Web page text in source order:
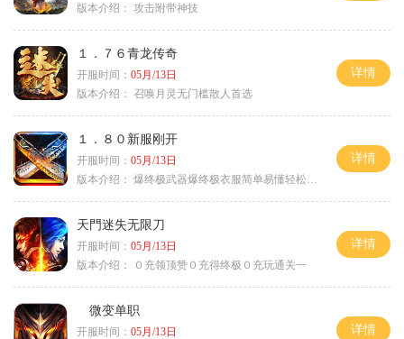
版本介绍： 攻击附带神技
１．７６青龙传奇
开服时间： 05月/13日
版本介绍： 召唤月灵无门槛散人首选
详情
１．８０新服刚开
开服时间： 05月/13日
版本介绍： 爆终极武器爆终极衣服简单易懂轻松满级
详情
天門迷失无限刀
开服时间： 05月/13日
版本介绍：
０充领顶赞０充得终极０充玩通关一
详情
微变单职
开服时间： 05月/13日
详情